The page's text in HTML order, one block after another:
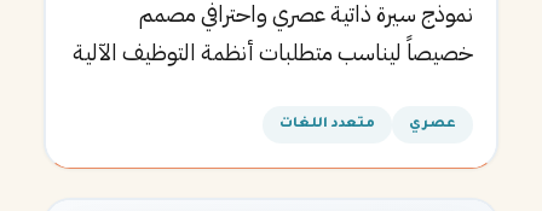
نموذج سيرة ذاتية عصري واحترافي مصمم
خصيصاً ليناسب متطلبات أنظمة التوظيف الآلية
عصري متعدد اللغات